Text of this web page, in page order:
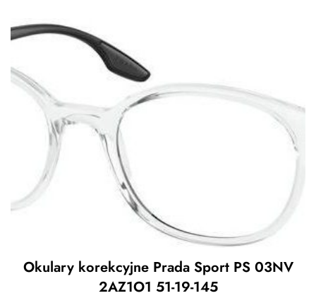
Okulary korekcyjne Prada Sport PS 03NV
2AZ1O1 51-19-145